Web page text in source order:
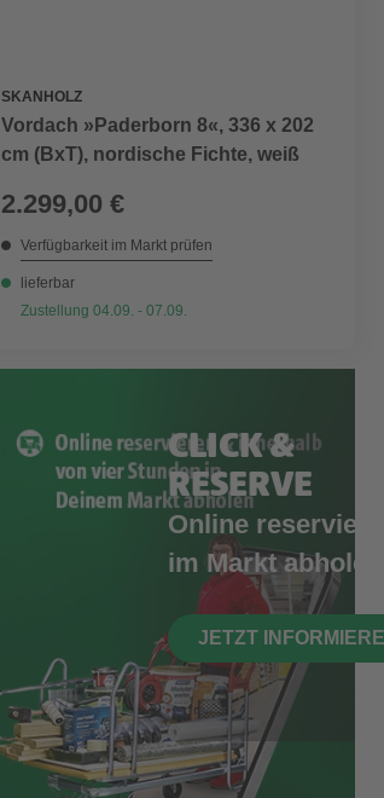
SKANHOLZ
Vordach »Paderborn 8«, 336 x 202
cm (BxT), nordische Fichte, weiß
2.299,00 €
Verfügbarkeit im Markt prüfen
lieferbar
Zustellung 04.09. - 07.09.
CLICK &
RESERVE
Online
im Markt abholen
JETZT